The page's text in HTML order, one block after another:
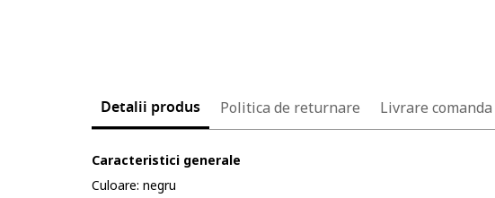
Detalii produs Politica de returnare Livrare comanda
Caracteristici generale
Culoare: negru